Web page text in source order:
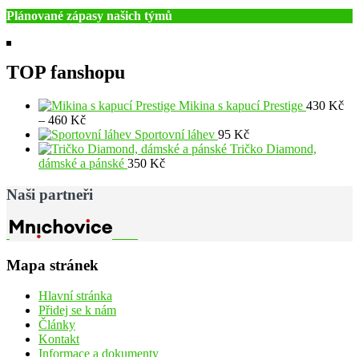
Plánované zápasy našich týmů
TOP fanshopu
Mikina s kapucí Prestige 430 Kč
– 460 KčRozpětí
cen:
430 Kč
až
Sportovní láhev 95 Kč
Tričko Diamond,
dámské a pánské 350 Kč
Naši partneři
Mapa stránek
Hlavní stránka
Přidej se k nám
Články
Kontakt
Informace a dokumenty